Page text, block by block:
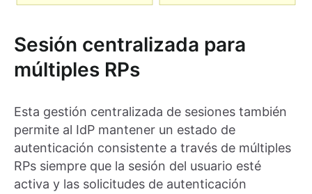
Sesión centralizada para
múltiples RPs
Esta gestión centralizada de sesiones también
permite al IdP mantener un estado de
autenticación consistente a través de múltiples
RPs siempre que la sesión del usuario esté
activa y las solicitudes de autenticación